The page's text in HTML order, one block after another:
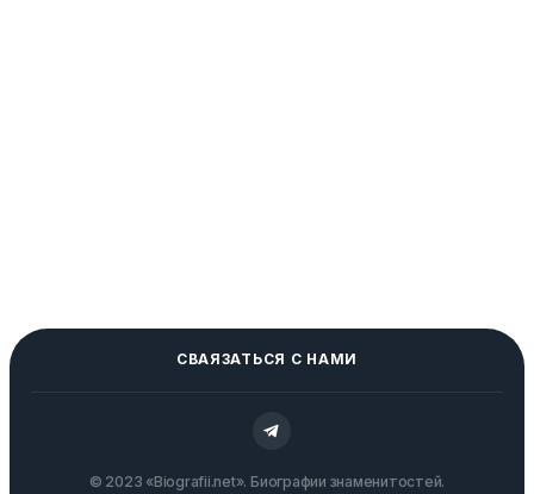
СВАЯЗАТЬСЯ С НАМИ
© 2023 «Biografii.net». Биографии знаменитостей.